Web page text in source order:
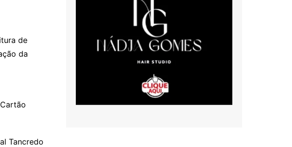
de
da
Tancredo